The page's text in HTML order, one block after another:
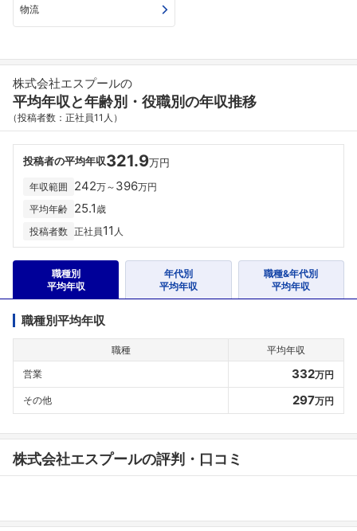
物流
株式会社エスプールの
平均年収と年齢別・役職別の年収推移
（投稿者数：正社員11人）
投稿者の平均年収321.9万円
年収範囲 242万～ 396万円
平均年齢 25.1 歳
投稿者数 正社員11 人
職種別
平均年収
年代別
平均年収
職種&年代別
平均年収
職種別平均年収
職種
平均年収
営業
332万円
その他 297万円
株式会社エスプールの評判・口コミ